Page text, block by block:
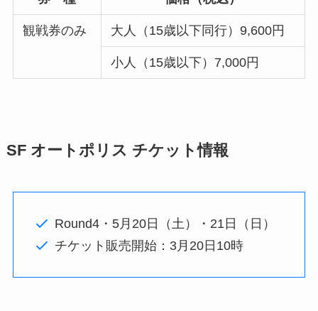
観戦券のみ 大人（15歳以下同行）9,600円
小人（15歳以下）7,000円
SF オートポリス チケット情報
Round4・5月20日（土）・21日（日）
チケット販売開始：3月20日10時